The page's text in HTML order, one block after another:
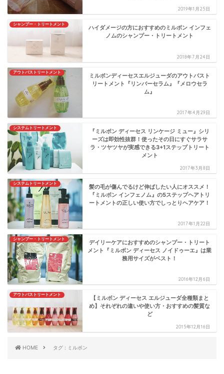
2019年1月25日
シャンプー・トリートメント
ハイダメージの方におすすめのミルボン インフェ
ノムのシャンプー・トリートメント
2018年7月24日
アウトバストリートメント
ミルボンディーセスエルジューダのアウトバスト
リートメント『リンバーセラム』『メロウセラ
ム』
2017年4月29日
システムトリートメント
『ミルボン ディーセス リンケージ ミュー』シリ
ーズは即効性抜群！使ったその日にすぐサラサ
ラ・ツヤツヤが実感できる3+1ステップトリート
メント
2017年3月8日
システムトリートメント
髪の毛が傷んでるけど伸ばしたい人にオススメ！
『ミルボン インフェノム』の5ステップヘアトリ
ートメントの正しい使い方でしっとりヘアケア！
2017年1月22日
シャンプー・トリートメント
デイリーケアにおすすめのシャンプー・トリート
メント『ミルボン ディーセス ノイドゥーエ』は業
務用サイズがベスト！
2016年12月6日
アウトバストリートメント
【ミルボン ディーセス エルジューダ全種類まと
め】それぞれの違いや使い方・おすすめの髪質な
ど
2015年12月16日
HOME タグ : ミルボン